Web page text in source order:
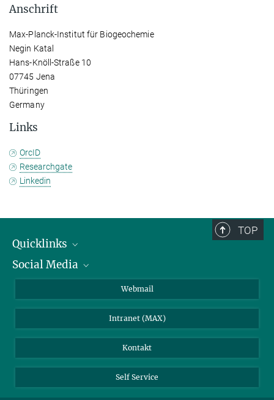
Anschrift
Max-Planck-Institut für Biogeochemie
Negin Katal
Hans-Knöll-Straße 10
07745 Jena
Thüringen
Germany
Links
OrcID
Researchgate
Linkedin
TOP
Quicklinks
IMPRS Graduiertenschule
Wetterstation
Social Media
BlueSky
Webmail
Intranet (MAX)
Kontakt
Self Service